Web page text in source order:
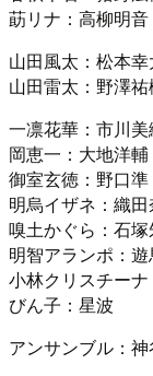
莇リナ：高柳明音
山田風太：松本幸
山田雷太：野澤祐
一凛花華：市川美
岡恵一：大地洋輔
御室玄徳：野口準
明烏イザネ：織田
嗅土かぐら：石塚
明智アランポ：
小林クリスチー
びん子：星波
アンサンブル：